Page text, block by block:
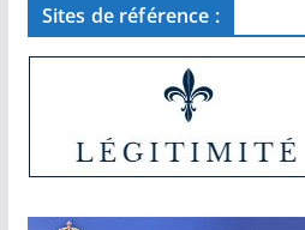
Sites de référence :